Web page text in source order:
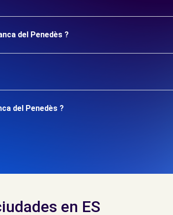
del Penedès ?
del Penedès ?
en ES